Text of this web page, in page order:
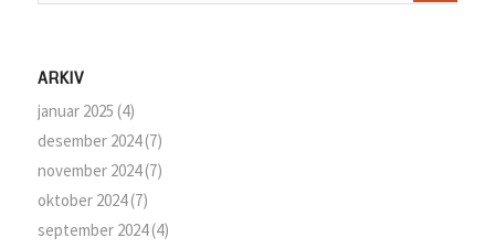
ARKIV
januar 2025 (4)
desember 2024(7)
november 2024(7)
oktober 2024(7)
september 2024(4)